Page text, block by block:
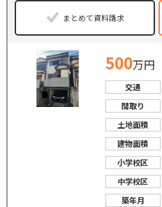
まとめて資料請求
500万円
交通
間取り
土地面積
建物面積
小学校区
中学校区
築年月